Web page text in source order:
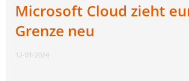
Microsoft Cloud zieht
Grenze neu
12-01-2024